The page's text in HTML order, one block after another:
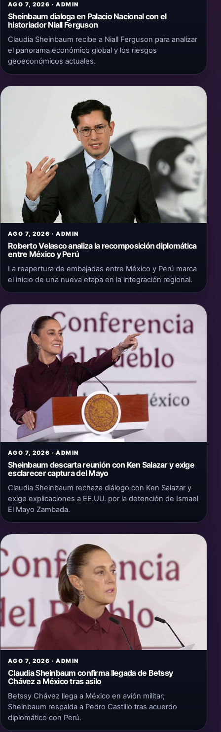
AGO 7, 2026 · ADMIN
Sheinbaum dialoga en Palacio Nacional con el
historiador Niall Ferguson
Claudia Sheinbaum recibe a Niall Ferguson para analizar
el panorama económico global y los riesgos
geoeconómicos actuales.
AGO 7, 2026 · ADMIN
Roberto Velasco analiza la recomposición diplomática
entre México y Perú
La reapertura de embajadas entre México y Perú marca
el inicio de una nueva etapa en la integración regional.
AGO 7, 2026 · ADMIN
Sheinbaum descarta reunión con Ken Salazar y exige
esclarecer captura del Mayo
Claudia Sheinbaum rechaza diálogo con Ken Salazar y
exige explicaciones a EE.UU. por la detención de Ismael
El Mayo Zambada.
AGO 7, 2026 · ADMIN
Claudia Sheinbaum confirma llegada de Betssy
Chávez a México tras asilo
Betssy Chávez llega a México en avión militar;
Sheinbaum respalda a Pedro Castillo tras acuerdo
diplomático con Perú.